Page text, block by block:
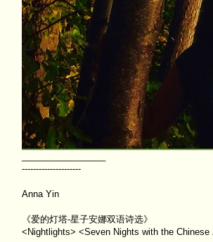
---------------------
Anna Yin
《爱的灯塔-星子安娜双语诗选》
<Nightlights> <Seven Nights with the Chinese